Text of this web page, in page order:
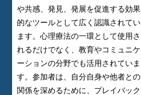
や共感、発見、発展を促進する効果
的なツールとして広く認識されてい
ます。心理療法の一環として使用さ
れるだけでなく、教育やコミュニケ
ーションの分野でも活用されていま
す。参加者は、自分自身や他者との
関係を深めるために、プレイバック